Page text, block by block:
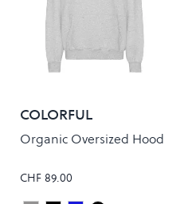
COLORFUL
STANDARD
Organic Oversized Hood
CHF 89.00